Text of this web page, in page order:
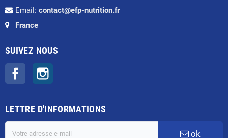
Email: contact@efp-nutrition.fr
France
SUIVEZ NOUS
Facebook
LETTRE D'INFORMATIONS
ok